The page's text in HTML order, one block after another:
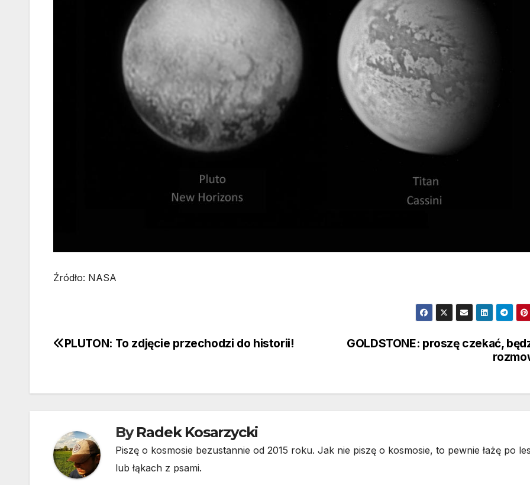
Źródło: NASA
Nawigacja
GOLDSTONE: proszę czekać,
PLUTON: To zdjęcie przechodzi do historii!
ByRadek Kosarzycki
Piszę o kosmosie bezustannie od 2015 roku. Jak nie piszę o kosmosie, to pewnie łażę po
lub łąkach z psami.